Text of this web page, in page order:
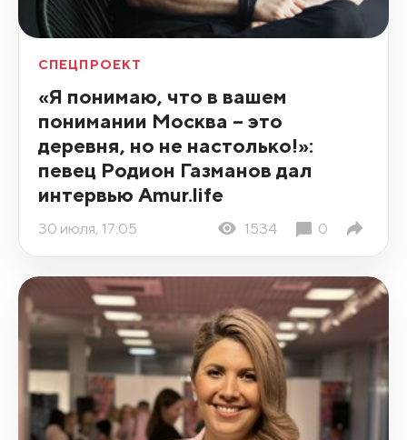
СПЕЦПРОЕКТ
«Я понимаю, что в вашем
понимании Москва – это
деревня, но не настолько!»:
певец Родион Газманов дал
интервью Amur.life
30 июля, 17:05 1534 0